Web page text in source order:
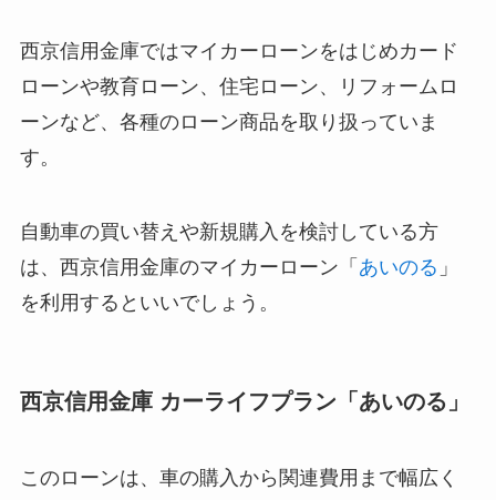
西京信用金庫ではマイカーローンをはじめカード
ローンや教育ローン、住宅ローン、リフォームロ
ーンなど、各種のローン商品を取り扱っていま
す。
自動車の買い替えや新規購入を検討している方
は、西京信用金庫のマイカーローン「 あいのる 」
を利用するといいでしょう。
西京信用金庫 カーライフプラン「あいのる」
このローンは、車の購入から関連費用まで幅広く